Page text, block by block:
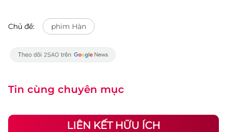
Chủ đề: phim Hàn
Tin cùng chuyên mục
LIÊN KẾT HỮU ÍCH